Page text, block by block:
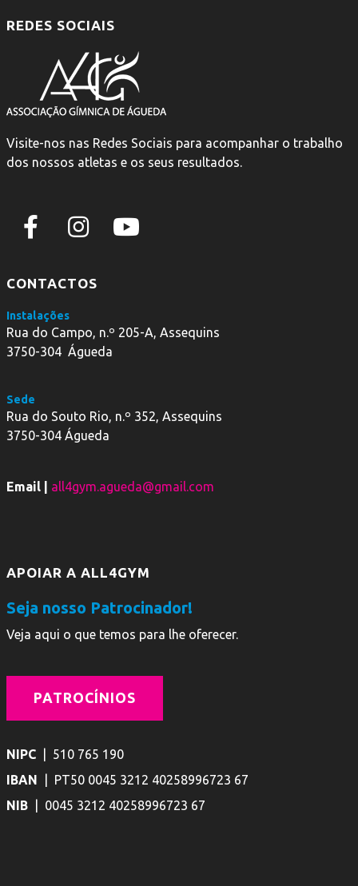
REDES SOCIAIS
Visite-nos nas Redes Sociais para acompanhar o trabalho
dos nossos atletas e os seus resultados.
CONTACTOS
Instalações
Rua do Campo, n.º 205-A, Assequins
3750-304 Águeda
Sede
Rua do Souto Rio, n.º 352, Assequins
3750-304 Águeda
Email | all4gym.agueda@gmail.com
APOIAR A ALL4GYM
Seja nosso Patrocinador!
Veja aqui o que temos para lhe oferecer.
PATROCÍNIOS
NIPC | 510 765 190
IBAN | PT50 0045 3212 40258996723 67
NIB
| 0045 3212 40258996723 67